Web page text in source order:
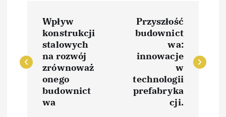
w
Wpływ
konstrukcji
stalowych
na rozwój
zrównoważ
onego
budownict
wa
Przyszłość
budownict
wa:
innowacje
w
technologii
prefabryka
cji.